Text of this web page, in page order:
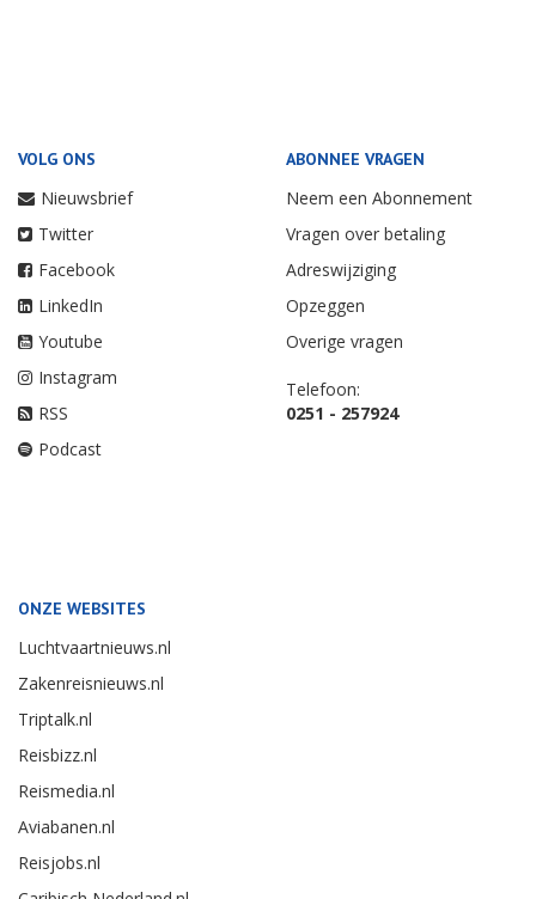
VOLG ONS
Nieuwsbrief
Twitter
Facebook
LinkedIn
Youtube
Instagram
RSS
Podcast
ABONNEE VRAGEN
Neem een Abonnement
Vragen over betaling
Adreswijziging
Opzeggen
Overige vragen
Telefoon:
0251 - 257924
ONZE WEBSITES
Luchtvaartnieuws.nl
Zakenreisnieuws.nl
Triptalk.nl
Reisbizz.nl
Reismedia.nl
Aviabanen.nl
Reisjobs.nl